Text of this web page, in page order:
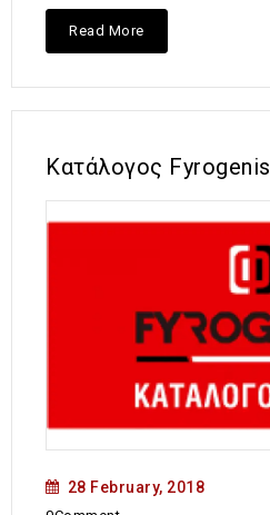
Read More
Κατάλογος Fyrogenis
28 February, 2018